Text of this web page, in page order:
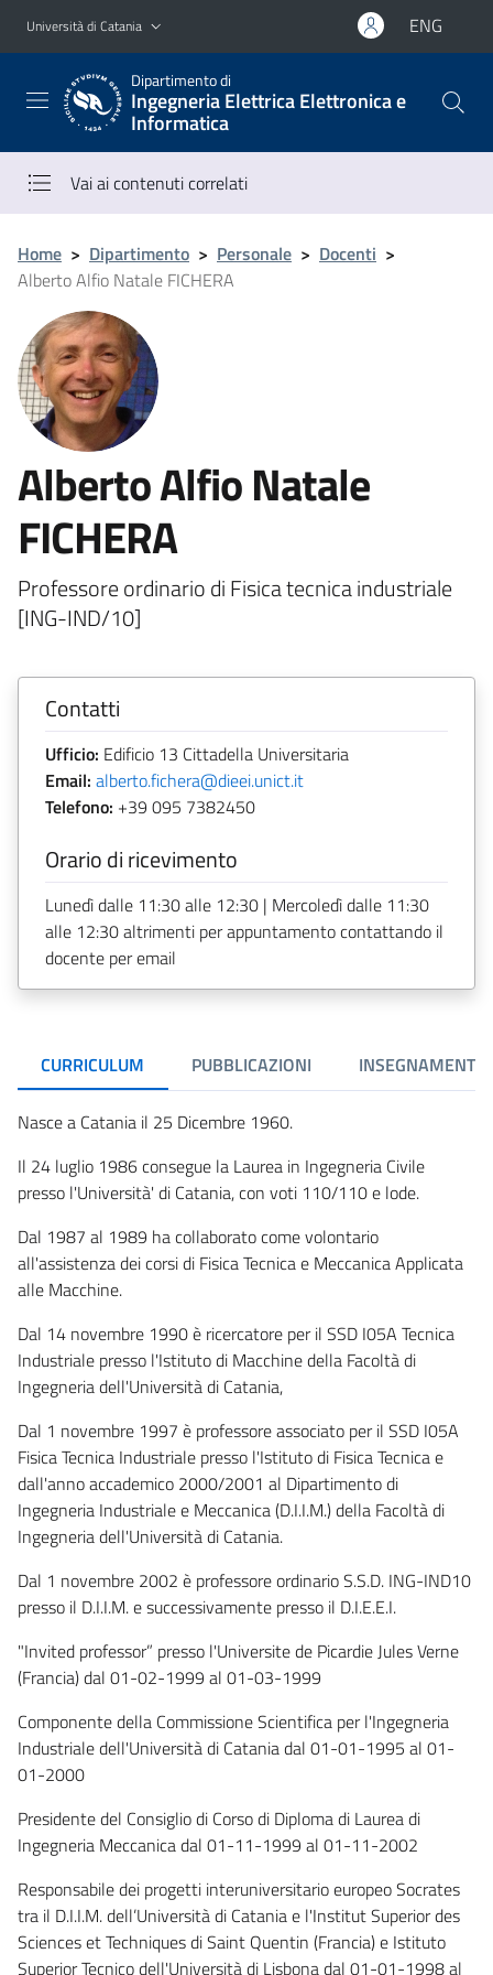
Vai al contenuto principale
Vai al menu di navigazione
Università di Catania ENG
Dipartimento di
Ingegneria Elettrica Elettronica e
Informatica
Vai ai contenuti correlati
Home > Dipartimento > Personale > Docenti >
Alberto Alfio Natale FICHERA
Alberto Alfio Natale
FICHERA
Professore ordinario di Fisica tecnica industriale
[ING-IND/10]
Contatti
Ufficio: Edificio 13 Cittadella Universitaria
Email: alberto.fichera@dieei.unict.it
Telefono: +39 095 7382450
Orario di ricevimento
Lunedì dalle 11:30 alle 12:30 | Mercoledì dalle 11:30
alle 12:30 altrimenti per appuntamento contattando il
docente per email
CURRICULUM PUBBLICAZIONI INSEGNAMENTI
Nasce a Catania il 25 Dicembre 1960.
Il 24 luglio 1986 consegue la Laurea in Ingegneria Civile
presso l'Università' di Catania, con voti 110/110 e lode.
Dal 1987 al 1989 ha collaborato come volontario
all'assistenza dei corsi di Fisica Tecnica e Meccanica Applicata
alle Macchine.
Dal 14 novembre 1990 è ricercatore per il SSD I05A Tecnica
Industriale presso l'Istituto di Macchine della Facoltà di
Ingegneria dell'Università di Catania,
Dal 1 novembre 1997 è professore associato per il SSD I05A
Fisica Tecnica Industriale presso l'Istituto di Fisica Tecnica e
dall'anno accademico 2000/2001 al Dipartimento di
Ingegneria Industriale e Meccanica (D.I.I.M.) della Facoltà di
Ingegneria dell'Università di Catania.
Dal 1 novembre 2002 è professore ordinario S.S.D. ING-IND10
presso il D.I.I.M. e successivamente presso il D.I.E.E.I.
"Invited professor” presso l'Universite de Picardie Jules Verne
(Francia) dal 01-02-1999 al 01-03-1999
Componente della Commissione Scientifica per l'Ingegneria
Industriale dell'Università di Catania dal 01-01-1995 al 01-
01-2000
Presidente del Consiglio di Corso di Diploma di Laurea di
Ingegneria Meccanica dal 01-11-1999 al 01-11-2002
Responsabile dei progetti interuniversitario europeo Socrates
tra il D.I.I.M. dell’Università di Catania e l'Institut Superior des
Sciences et Techniques di Saint Quentin (Francia) e Istituto
Superior Tecnico dell'Università di Lisbona dal 01-01-1998 al